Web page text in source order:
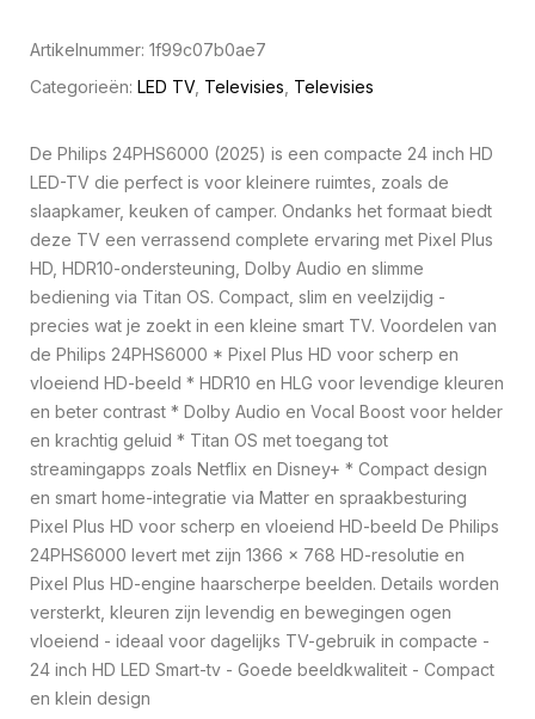
Artikelnummer: 1f99c07b0ae7
Categorieën: LED TV, Televisies Televisies
De Philips 24PHS6000 (2025) is een compacte 24 inch HD
LED-TV die perfect is voor kleinere ruimtes, zoals de
slaapkamer, keuken of camper. Ondanks het formaat biedt
deze TV een verrassend complete ervaring met Pixel Plus
HD, HDR10-ondersteuning, Dolby Audio en slimme
bediening via Titan OS. Compact, slim en veelzijdig -
precies wat je zoekt in een kleine smart TV. Voordelen van
de Philips 24PHS6000 * Pixel Plus HD voor scherp en
vloeiend HD-beeld * HDR10 en HLG voor levendige kleuren
en beter contrast * Dolby Audio en Vocal Boost voor helder
en krachtig geluid * Titan OS met toegang tot
streamingapps zoals Netflix en Disney+ * Compact design
en smart home-integratie via Matter en spraakbesturing
Pixel Plus HD voor scherp en vloeiend HD-beeld De Philips
24PHS6000 levert met zijn 1366 x 768 HD-resolutie en
Pixel Plus HD-engine haarscherpe beelden. Details worden
versterkt, kleuren zijn levendig en bewegingen ogen
vloeiend - ideaal voor dagelijks TV-gebruik in compacte -
24 inch HD LED Smart-tv - Goede beeldkwaliteit - Compact
en klein design